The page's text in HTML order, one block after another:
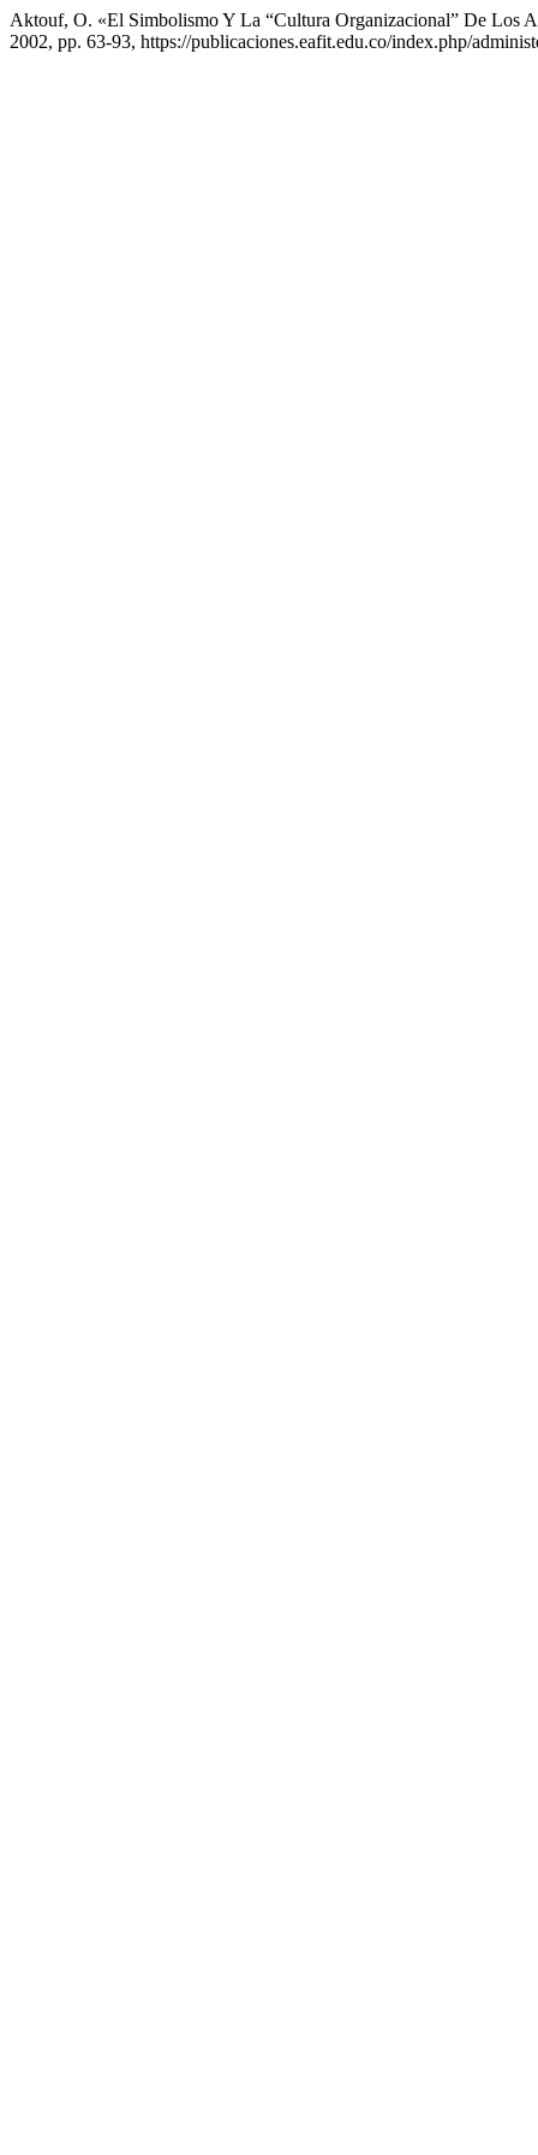
Aktouf, O. «El Simbolismo Y La “Cultura Organizacional” De Los
2002, pp. 63-93, https://publicaciones.eafit.edu.co/index.php/